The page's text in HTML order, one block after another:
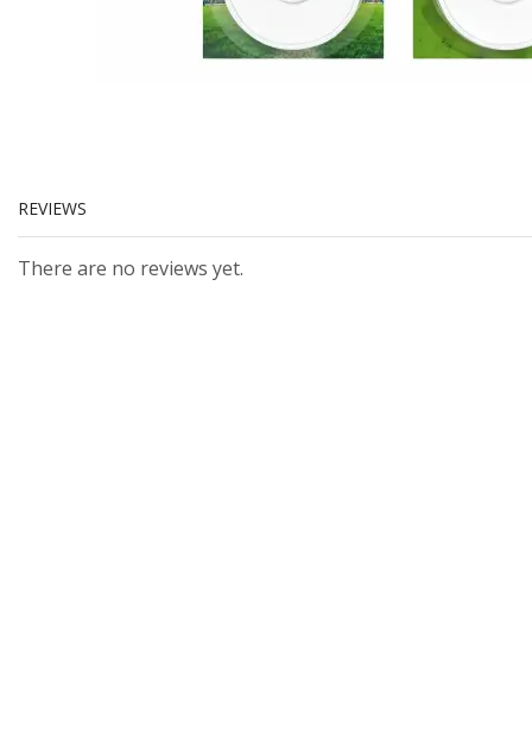
REVIEWS
There are no reviews yet.